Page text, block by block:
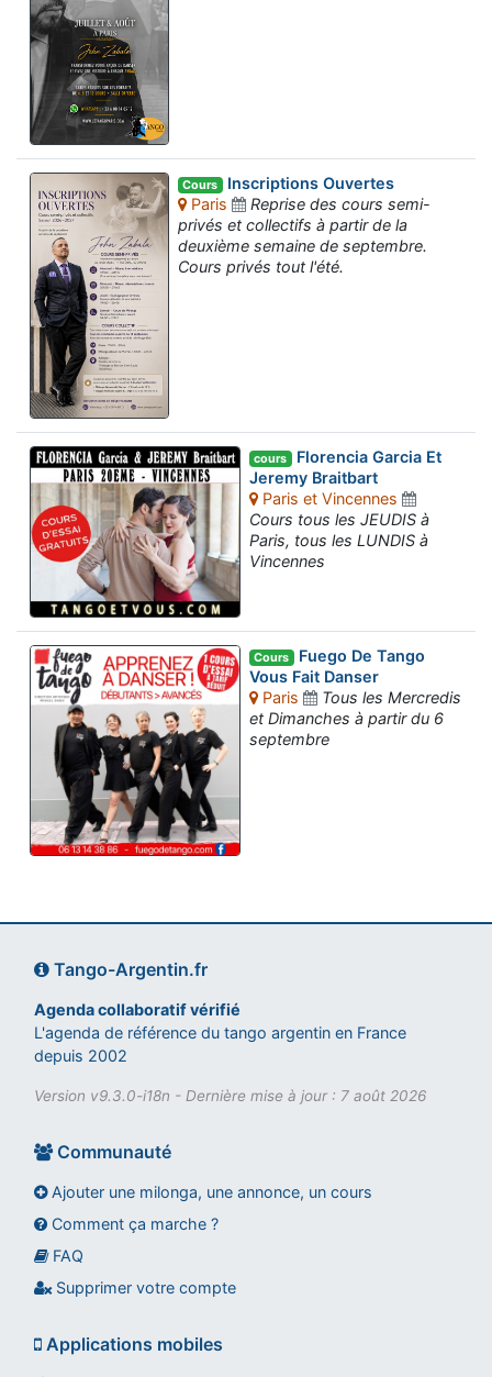
Cours Inscriptions Ouvertes
Paris
Reprise des cours semi-
privés et collectifs à partir de la
deuxième semaine de septembre.
Cours privés tout l'été.
cours Florencia Garcia Et
Jeremy Braitbart
Paris et Vincennes
Cours tous les JEUDIS à
Paris, tous les LUNDIS à
Vincennes
Cours Fuego De Tango
Vous Fait Danser
Paris
Tous les Mercredis
et Dimanches à partir du 6
septembre
Tango-Argentin.fr
Agenda collaboratif vérifié
L'agenda de référence du tango argentin en France
depuis 2002
Version v9.3.0-i18n - Dernière mise à jour : 7 août 2026
Communauté
Ajouter une milonga, une annonce, un cours
Comment ça marche ?
FAQ
Supprimer votre compte
Applications mobiles
Assistant tango-argentin.fr
Questions sur les milongas, cours et stages